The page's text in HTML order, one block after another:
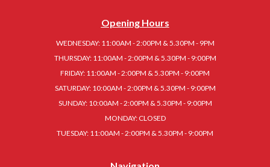
Opening Hours
WEDNESDAY: 11:00AM - 2:00PM & 5.30PM - 9PM
THURSDAY: 11:00AM - 2:00PM & 5.30PM - 9:00PM
FRIDAY: 11:00AM - 2:00PM & 5.30PM - 9:00PM
SATURDAY: 10:00AM - 2:00PM & 5.30PM - 9:00PM
SUNDAY: 10:00AM - 2:00PM & 5.30PM - 9:00PM
MONDAY: CLOSED
TUESDAY: 11:00AM - 2:00PM & 5.30PM - 9:00PM